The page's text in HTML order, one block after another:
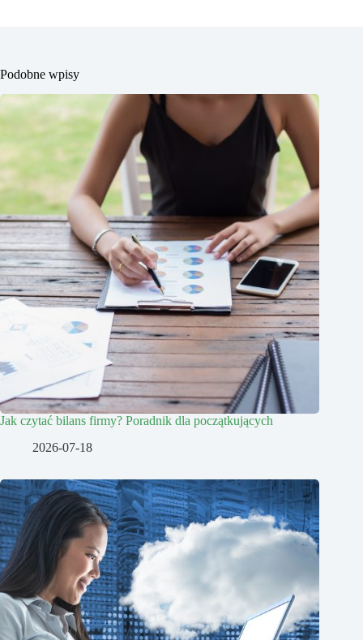
Podobne wpisy
Jak czytać bilans firmy? Poradnik dla początkujących
2026-07-18